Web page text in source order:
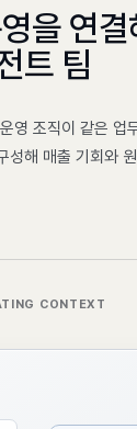
영을 연
트 팀
운영 조직이 같은 업
성해 매출 기회와
CONTEXT